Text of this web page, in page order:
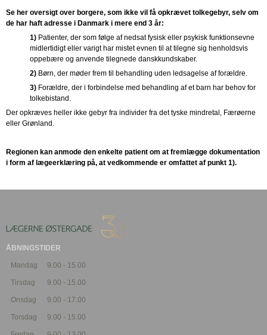
Se her oversigt over borgere, som ikke vil få opkrævet tolkegebyr, selv om
de har haft adresse i Danmark i mere end 3 år:
1) Patienter, der som følge af nedsat fysisk eller psykisk funktionsevne
midlertidigt eller varigt har mistet evnen til at tilegne sig henholdsvis
oppebære og anvende tilegnede danskkundskaber.
2) Børn, der møder frem til behandling uden ledsagelse af forældre.
3) Forældre, der i forbindelse med behandling af et barn har behov for
tolkebistand.
Der opkræves heller ikke gebyr fra individer fra det tyske mindretal, Færøerne
eller Grønland.
Regionen kan anmode den enkelte patient om at fremlægge dokumentation
i form af lægeerklæring på, at vedkommende er omfattet af punkt 1).
ÅBNINGSTIDER
Mandag 9.00 - 15.00
Tirsdag 9.00 - 15.00
Onsdag 9.00 - 17.00
Torsdag 9.00 - 15.00